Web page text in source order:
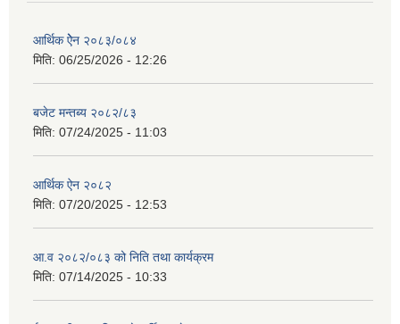
आर्थिक ऐेन २०८३/०८४
मिति: 06/25/2026 - 12:26
बजेट मन्तब्य २०८२/८३
मिति: 07/24/2025 - 11:03
आर्थिक ऐन २०८२
मिति: 07/20/2025 - 12:53
आ.व २०८२/०८३ को निति तथा कार्यक्रम
मिति: 07/14/2025 - 10:33